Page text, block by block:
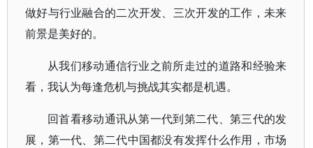
做好与行业融合的二次开发、三次开发的工作，未来
前景是美好的。
从我们移动通信行业之前所走过的道路和经验来
看，我认为每逢危机与挑战其实都是机遇。
回首看移动通讯从第一代到第二代、第三代的发
展，第一代、第二代中国都没有发挥什么作用，市场